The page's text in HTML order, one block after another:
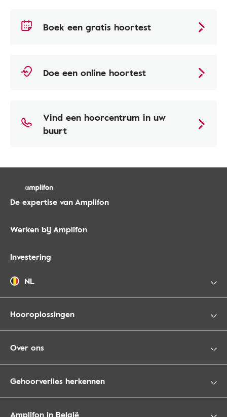
Boek een gratis hoortest
Doe een online hoortest
Vind een hoorcentrum in uw
buurt
De expertise van Amplifon
Werken bij Amplifon
Investering
NL
Hooroplossingen
Over ons
Gehoorverlies herkennen
Amplifon in België